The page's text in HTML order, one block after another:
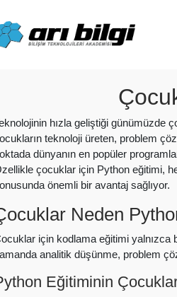
hızla geliştiği günümüzde
teknoloji üreten, problem
dünyanın en popüler
çocuklar için Python eğitimi,
önemli bir avantaj sağlıyor.
Neden
için kodlama eğitimi yalnızca
analitik düşünme, problem
Eğitiminin